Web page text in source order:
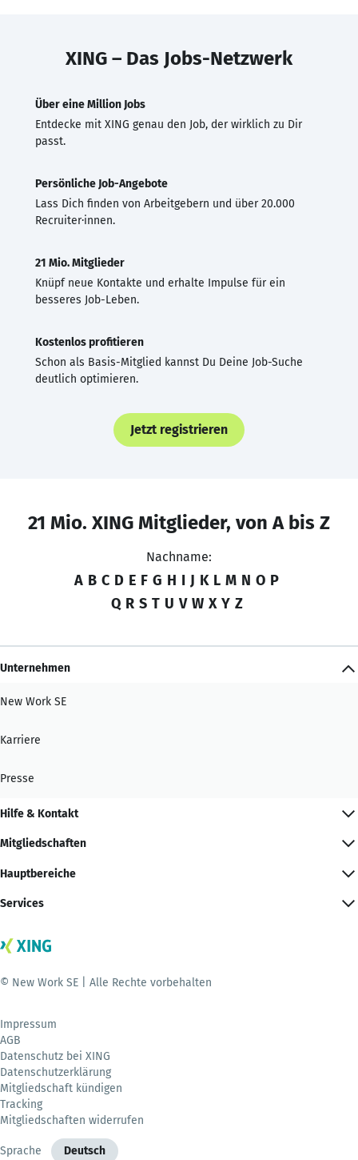
XING – Das Jobs-Netzwerk
Über eine Million Jobs
Entdecke mit XING genau den Job, der wirklich zu Dir
passt.
Persönliche Job-Angebote
Lass Dich finden von Arbeitgebern und über 20.000
Recruiter·innen.
21 Mio. Mitglieder
Knüpf neue Kontakte und erhalte Impulse für ein
besseres Job-Leben.
Kostenlos profitieren
Schon als Basis-Mitglied kannst Du Deine Job-Suche
deutlich optimieren.
Jetzt registrieren
21 Mio. XING Mitglieder, von A bis Z
Nachname:
A B C D E F G H I J K L M N O P
Q R S T U V W X Y Z
Unternehmen
New Work SE
Karriere
Presse
Hilfe & Kontakt
Mitgliedschaften
Hauptbereiche
Services
© New Work SE | Alle Rechte vorbehalten
Impressum
AGB
Datenschutz bei XING
Datenschutzerklärung
Mitgliedschaft kündigen
Tracking
Mitgliedschaften widerrufen
Sprache Deutsch